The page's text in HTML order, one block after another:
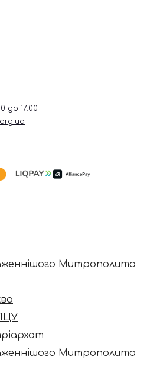
до 17:00
Митрополита
Митрополита